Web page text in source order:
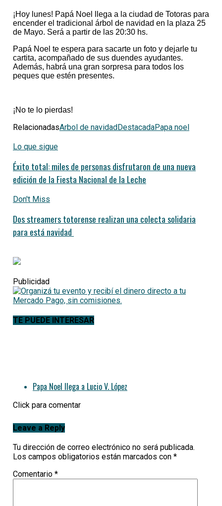
¡Hoy lunes! Papá Noel llega a la ciudad de Totoras para
encender el tradicional árbol de navidad en la plaza 25
de Mayo. Será a partir de las 20:30 hs.
Papá Noel te espera para sacarte un foto y dejarle tu
cartita, acompañado de sus duendes ayudantes.
Además, habrá una gran sorpresa para todos los
peques que estén presentes.
¡No te lo pierdas!
RelacionadasArbol de navidadDestacadaPapa noel
Lo que sigue
Éxito total: miles de personas disfrutaron de una nueva
edición de la Fiesta Nacional de la Leche
Don't Miss
Dos streamers totorense realizan una colecta solidaria
para está navidad
Publicidad
TE PUEDE INTERESAR
Papa Noel llega a Lucio V. López
Click para comentar
Leave a Reply
Tu dirección de correo electrónico no será publicada.
Los campos obligatorios están marcados con *
Comentario *